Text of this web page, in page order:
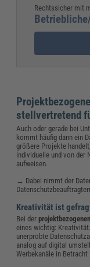
Rechtssicher mit
stellvertretend
Auch oder gerade bei
kommt häufig dann ein
größere Projekte
individuelle und von der
aufweisen.
→ Dabei nimmt der
Kreativität ist
Bei der
eines wichtig:
unerprobte
analog auf digital
Werbekanäle in Betracht